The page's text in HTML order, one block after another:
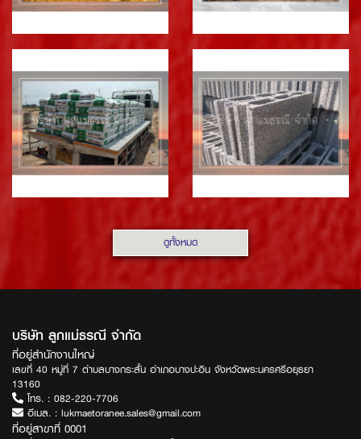
ดูทั้งหมด
บริษัท ลูกแม่ธรณี จำกัด
ที่อยู่สำนักงานใหญ่
เลขที่ 40 หมู่ที่ 7 ตำบลบางกระสั้น อำเภอบางปะอิน จังหวัดพระนครศรีอยุธยา
13160
โทร. : 082-220-7706
อีเมล. : lukmaetoranee.sales@gmail.com
ที่อยู่สาขาที่ 0001